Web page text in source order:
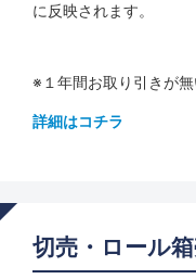
に反映されます。
※１年間お取り引きが無
詳細はコチラ
切売・ロール